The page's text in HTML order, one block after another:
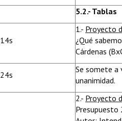
5.2.- Tablas
1.- Proyecto
¿Qué
Cárdenas
Se somete
unanimidad.
2.- Proyecto
Presupuesto